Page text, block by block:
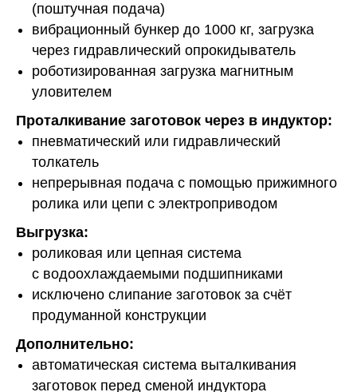
(поштучная подача)
вибрационный бункер до 1000 кг, загрузка
через гидравлический опрокидыватель
роботизированная загрузка магнитным
уловителем
Проталкивание заготовок через в индуктор:
пневматический или гидравлический
толкатель
непрерывная подача с помощью прижимного
ролика или цепи с электроприводом
Выгрузка:
роликовая или цепная система
с водоохлаждаемыми подшипниками
исключено слипание заготовок за счёт
продуманной конструкции
Дополнительно:
автоматическая система выталкивания
заготовок перед сменой индуктора